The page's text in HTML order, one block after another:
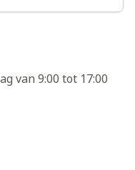
van 9:00 tot 17:00